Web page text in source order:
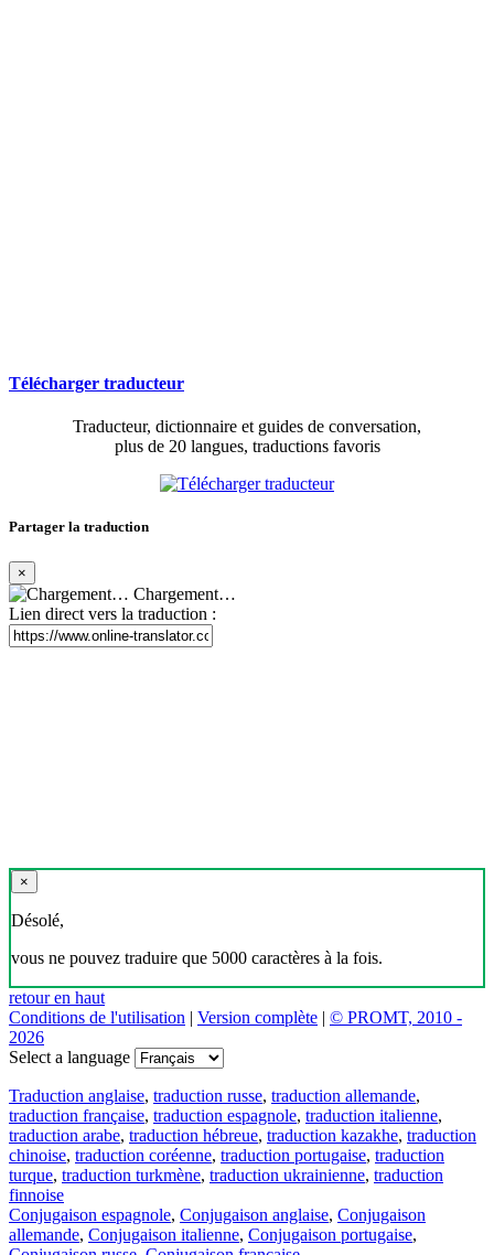
Télécharger traducteur
Traducteur, dictionnaire et guides de conversation,
plus de 20 langues, traductions favoris
Partager la traduction
×
Chargement…
Lien direct vers la traduction :
×
Désolé,
vous ne pouvez traduire que 5000 caractères à la fois.
retour en haut
Conditions de l'utilisation | Version complète | © PROMT, 2010 -
2026
Select a language
Traduction anglaise, traduction russe, traduction allemande,
traduction française, traduction espagnole, traduction italienne,
traduction arabe, traduction hébreue, traduction kazakhe, traduction
chinoise, traduction coréenne, traduction portugaise, traduction
turque, traduction turkmène, traduction ukrainienne, traduction
finnoise
Conjugaison espagnole, Conjugaison anglaise, Conjugaison
allemande, Conjugaison italienne, Conjugaison portugaise,